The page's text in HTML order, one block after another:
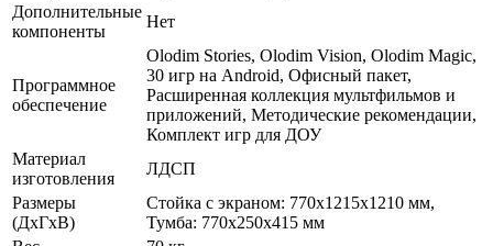
Дополнительные
компоненты
Нет
Программное
обеспечение
Olodim Stories, Olodim Vision, Olodim Magic,
30 игр на Android, Офисный пакет,
Расширенная коллекция мультфильмов и
приложений, Методические рекомендации,
Комплект игр для ДОУ
Материал
изготовления
ЛДСП
Размеры
(ДxГxВ)
Стойка с экраном: 770х1215х1210 мм,
Тумба: 770х250х415 мм